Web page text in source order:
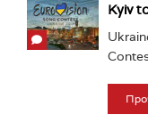
Kyiv